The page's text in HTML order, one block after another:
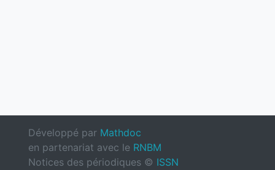
Développé par Mathdoc
en partenariat avec le RNBM
Notices des périodiques © ISSN